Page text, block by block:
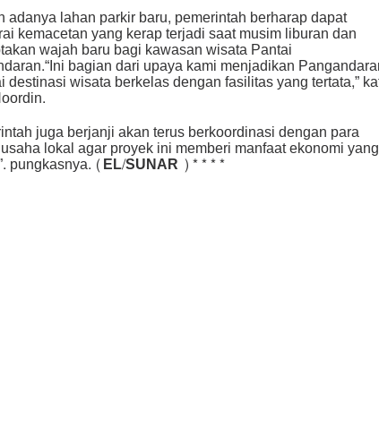
adanya lahan parkir baru, pemerintah berharap dapat
kemacetan yang kerap terjadi saat musim liburan dan
wajah baru bagi kawasan wisata Pantai
bagian dari upaya kami menjadikan
destinasi wisata berkelas dengan fasilitas yang tertata,”
juga berjanji akan terus berkoordinasi dengan para
lokal agar proyek ini memberi manfaat ekonomi yang
pungkasnya.(EL/SUNAR )****